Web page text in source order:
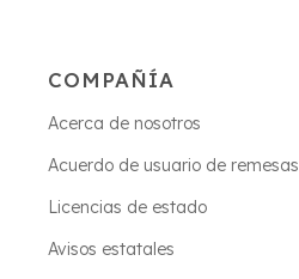
COMPAÑÍA
Acerca de nosotros
Acuerdo de usuario de remesas
Licencias de estado
Avisos estatales